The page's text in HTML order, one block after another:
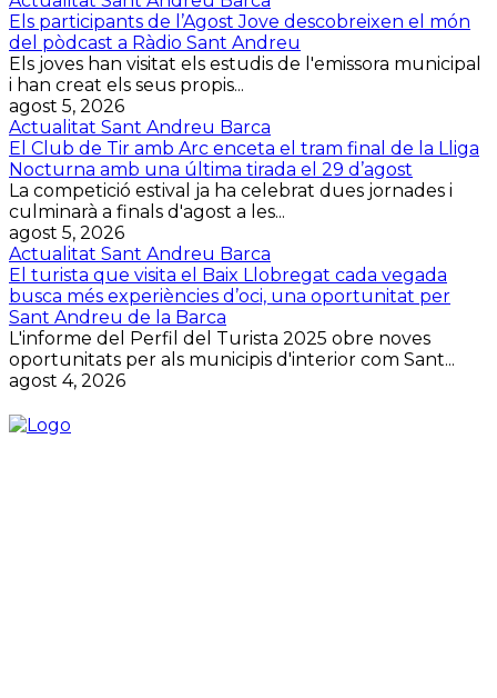
Els participants de l’Agost Jove descobreixen el món
del pòdcast a Ràdio Sant Andreu
Els joves han visitat els estudis de l'emissora municipal
i han creat els seus propis...
agost 5, 2026
Actualitat Sant Andreu Barca
El Club de Tir amb Arc enceta el tram final de la Lliga
Nocturna amb una última tirada el 29 d’agost
La competició estival ja ha celebrat dues jornades i
culminarà a finals d'agost a les...
agost 5, 2026
Actualitat Sant Andreu Barca
El turista que visita el Baix Llobregat cada vegada
busca més experiències d’oci, una oportunitat per
Sant Andreu de la Barca
L'informe del Perfil del Turista 2025 obre noves
oportunitats per als municipis d'interior com Sant...
agost 4, 2026